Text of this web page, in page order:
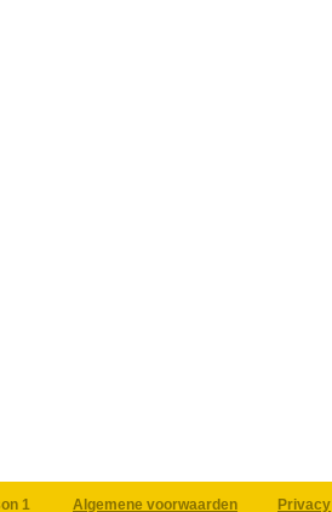
1 Algemene voorwaarden Privacy